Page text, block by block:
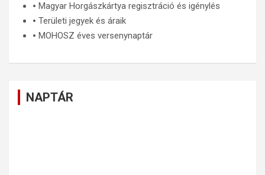
🞄 Magyar Horgászkártya regisztráció és igénylés
🞄 Területi jegyek és áraik
🞄 MOHOSZ éves versenynaptár
NAPTÁR